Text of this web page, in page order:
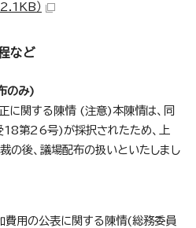
）
など
のみ)
に関する陳情 (注意)本陳情は、同
第26号)が採択されたため、上
の後、議場配布の扱いといたしまし
費用の公表に関する陳情(総務委員